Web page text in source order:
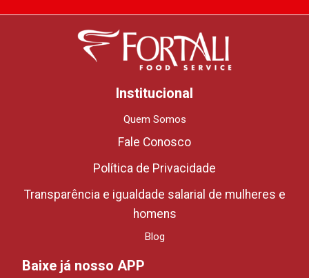
Institucional
Quem Somos
Fale Conosco
Política de Privacidade
Transparência e igualdade salarial de mulheres e
homens
Blog
Baixe já nosso APP